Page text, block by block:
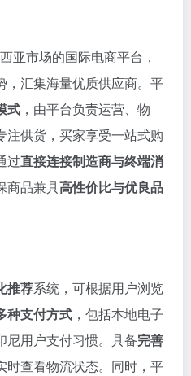
亚市场的国际电商平台，
，汇集海量优质供应商。平
式 ，由平台负责运营、物
注供货，买家享受一站式购
过直接连接制造商与终端消
商品兼具高性价比与优良品
推荐系统，可根据用户浏览
种支付方式 ，包括本地电子
尼用户支付习惯。具备完善
时查看物流状态。同时，平